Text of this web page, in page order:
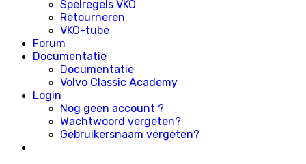
Spelregels VKO
Retourneren
VKO-tube
Forum
Documentatie
Documentatie
Volvo Classic Academy
Login
Nog geen account ?
Wachtwoord vergeten?
Gebruikersnaam vergeten?